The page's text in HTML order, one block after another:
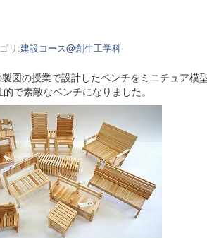
リ:建設コース@創生工学科
図の授業で設計したベンチをミニチュア模
で素敵なベンチになりました。